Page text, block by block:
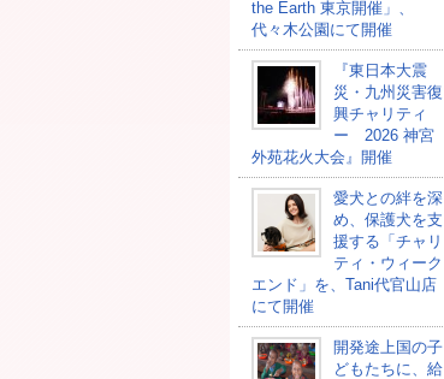
the Earth 東京開催」、
代々木公園にて開催
『東日本大震
災・九州災害復
興チャリティ
ー 2026 神宮
外苑花火大会』開催
愛犬との絆を深
め、保護犬を支
援する「チャリ
ティ・ウィーク
エンド」を、Tani代官山店
にて開催
開発途上国の⼦
どもたちに、給